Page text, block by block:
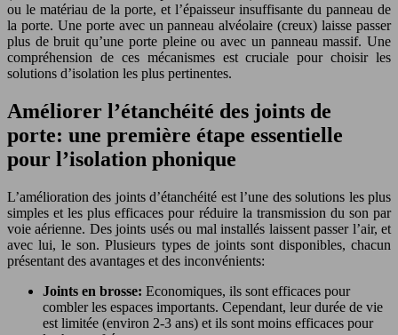
ou le matériau de la porte, et l’épaisseur insuffisante du panneau de
la porte. Une porte avec un panneau alvéolaire (creux) laisse passer
plus de bruit qu’une porte pleine ou avec un panneau massif. Une
compréhension de ces mécanismes est cruciale pour choisir les
solutions d’isolation les plus pertinentes.
Améliorer l’étanchéité des joints de
porte: une première étape essentielle
pour l’isolation phonique
L’amélioration des joints d’étanchéité est l’une des solutions les plus
simples et les plus efficaces pour réduire la transmission du son par
voie aérienne. Des joints usés ou mal installés laissent passer l’air, et
avec lui, le son. Plusieurs types de joints sont disponibles, chacun
présentant des avantages et des inconvénients:
Joints en brosse: Economiques, ils sont efficaces pour
combler les espaces importants. Cependant, leur durée de vie
est limitée (environ 2-3 ans) et ils sont moins efficaces pour